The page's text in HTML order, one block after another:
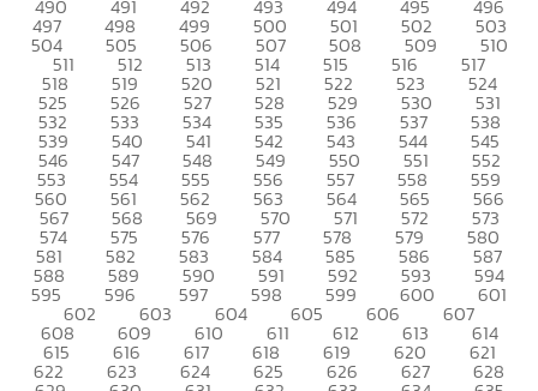
490 491 492 493 494 495 496
497 498 499 500 501 502 503
504 505 506 507 508 509 510
511 512 513 514 515 516 517
518 519 520 521 522 523 524
525 526 527 528 529 530 531
532 533 534 535 536 537 538
539 540 541 542 543 544 545
546 547 548 549 550 551 552
553 554 555 556 557 558 559
560 561 562 563 564 565 566
567 568 569 570 571 572 573
574 575 576 577 578 579 580
581 582 583 584 585 586 587
588 589 590 591 592 593 594
595 596 597 598 599 600 601
602 603 604 605 606 607
608 609 610 611 612 613 614
615 616 617 618 619 620 621
622 623 624 625 626 627 628